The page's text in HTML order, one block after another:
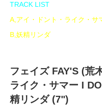
TRACK LIST
A,アイ・ドント・ライク・
B,妖精リンダ
フェイズ FAY'S (荒
ライク・サマー I
精リンダ (7")